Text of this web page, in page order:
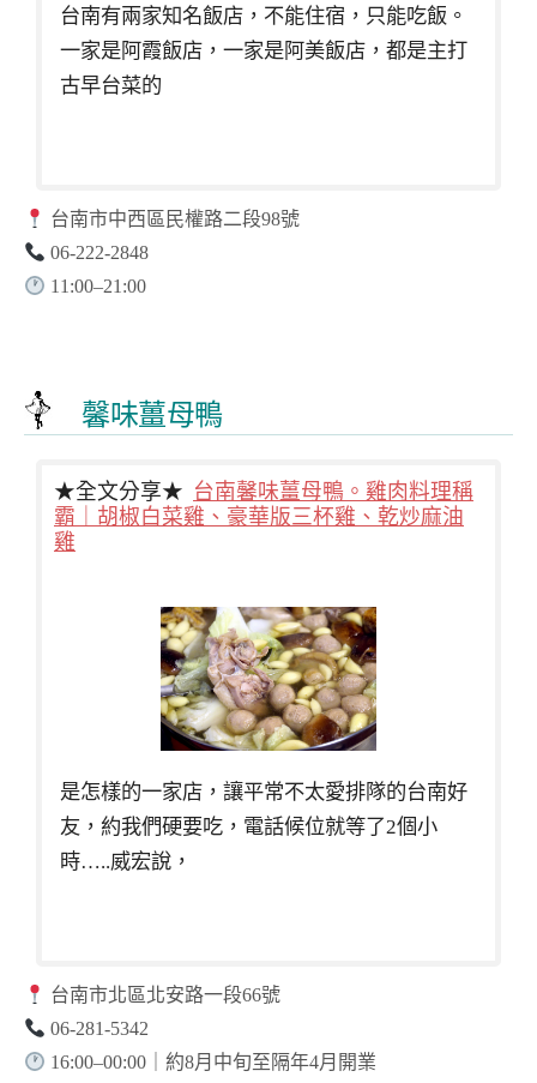
台南有兩家知名飯店，不能住宿，只能吃飯。
一家是阿霞飯店，一家是阿美飯店，都是主打
古早台菜的
台南市中西區民權路二段98號
06-222-2848
11:00–21:00
馨味薑母鴨
★全文分享★ 台南馨味薑母鴨。雞肉料理稱
霸｜胡椒白菜雞、豪華版三杯雞、乾炒麻油
雞
是怎樣的一家店，讓平常不太愛排隊的台南好
友，約我們硬要吃，電話候位就等了2個小
時…..威宏說，
台南市北區北安路一段66號
06-281-5342
16:00–00:00｜約8月中旬至隔年4月開業